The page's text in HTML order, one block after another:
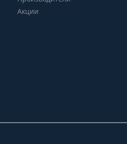
Акции